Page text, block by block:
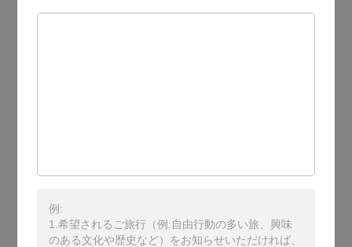
例:
1.希望されるご旅行（例:自由行動の多い旅、興味
のある文化や歴史など）をお知らせいただければ、